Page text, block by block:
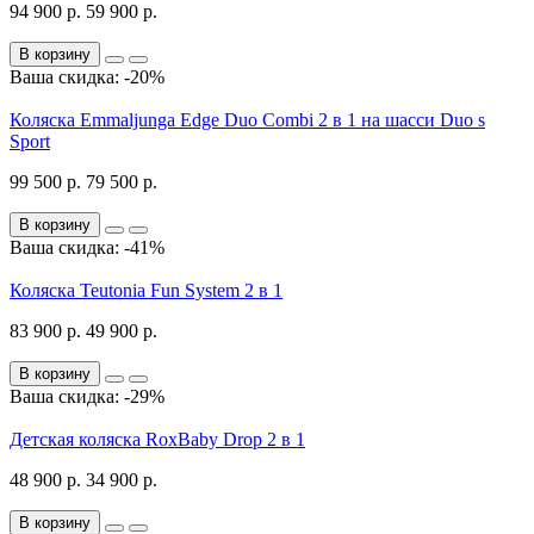
94 900 р. 59 900 р.
В корзину
Ваша скидка: -20%
Коляска Emmaljunga Edge Duo Combi 2 в 1 на шасси Duo s
Sport
99 500 р. 79 500 р.
В корзину
Ваша скидка: -41%
Коляска Teutonia Fun System 2 в 1
83 900 р. 49 900 р.
В корзину
Ваша скидка: -29%
Детская коляска RoxBaby Drop 2 в 1
48 900 р. 34 900 р.
В корзину